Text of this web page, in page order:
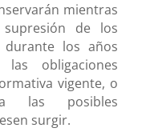
mientras
de los
los años
obligaciones
vigente, o
las posibles
surgir.